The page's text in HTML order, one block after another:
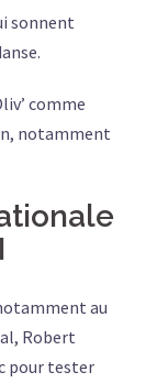
sonnent
comme
notamment
au
Robert
pour tester